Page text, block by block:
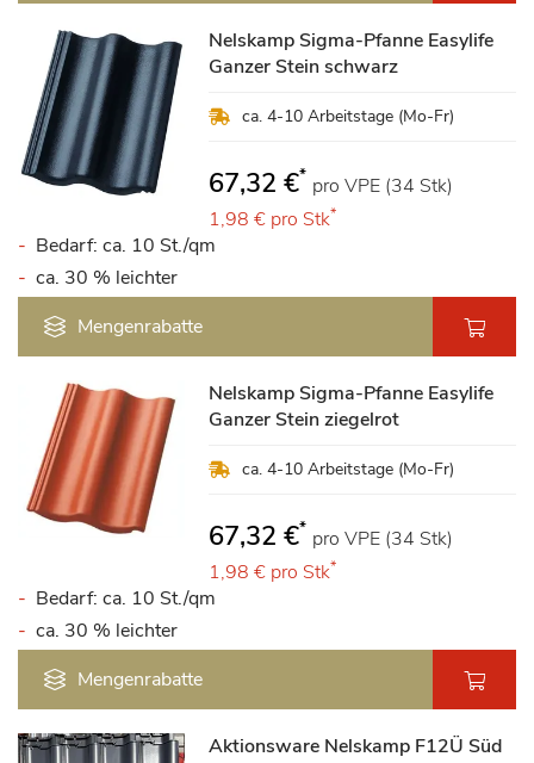
Nelskamp Sigma-Pfanne Easylife
Ganzer Stein schwarz
ca. 4-10 Arbeitstage (Mo-Fr)
67,32 €* pro VPE (34 Stk)
1,98 € pro Stk*
Bedarf: ca. 10 St./qm
ca. 30 % leichter
Mengenrabatte
Nelskamp Sigma-Pfanne Easylife
Ganzer Stein ziegelrot
ca. 4-10 Arbeitstage (Mo-Fr)
67,32 €* pro VPE (34 Stk)
1,98 € pro Stk*
Bedarf: ca. 10 St./qm
ca. 30 % leichter
Mengenrabatte
Aktionsware Nelskamp F12Ü Süd